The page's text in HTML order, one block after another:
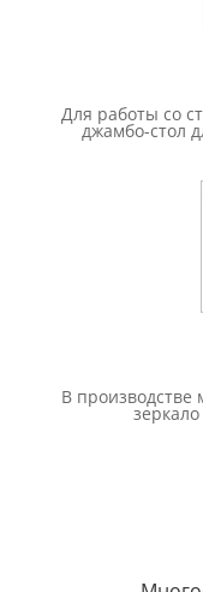
Для работы со
джамбо-стол
В производстве